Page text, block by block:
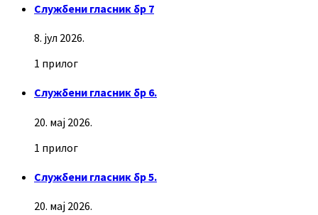
Службени гласник бр 7
8. јул 2026.
1 прилог
Службени гласник бр 6.
20. мај 2026.
1 прилог
Службени гласник бр 5.
20. мај 2026.